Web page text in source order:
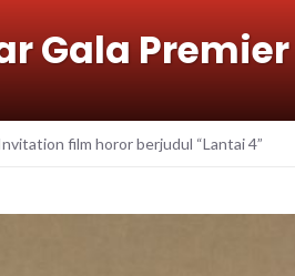
Gala
film horor berjudul “Lantai 4”